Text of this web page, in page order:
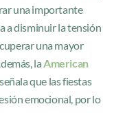
una importante
a disminuir la tensión
una mayor
laAmerican
señala que las fiestas
emocional, por lo